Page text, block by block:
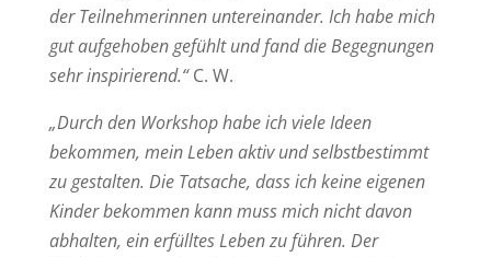
der Teilnehmerinnen untereinander. Ich habe mich
gut aufgehoben gefühlt und fand die Begegnungen
sehr inspirierend.“C. W.
„Durch den Workshop habe ich viele Ideen
bekommen, mein Leben aktiv und selbstbestimmt
zu gestalten. Die Tatsache, dass ich keine eigenen
Kinder bekommen kann muss mich nicht davon
abhalten, ein erfülltes Leben zu führen. Der